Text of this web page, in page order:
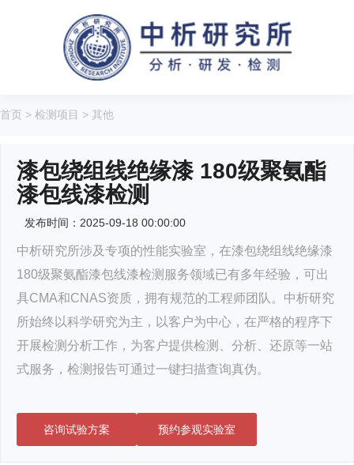
首页 > 检测项目 > 其他
漆包绕组线绝缘漆 180级聚氨酯
漆包线漆检测
发布时间：2025-09-18 00:00:00
中析研究所涉及专项的性能实验室，在漆包绕组线绝缘漆
180级聚氨酯漆包线漆检测服务领域已有多年经验，可出
具CMA和CNAS资质，拥有规范的工程师团队。中析研究
所始终以科学研究为主，以客户为中心，在严格的程序下
开展检测分析工作，为客户提供检测、分析、还原等一站
式服务，检测报告可通过一键扫描查询真伪。
咨询试验方案 预约参观实验室